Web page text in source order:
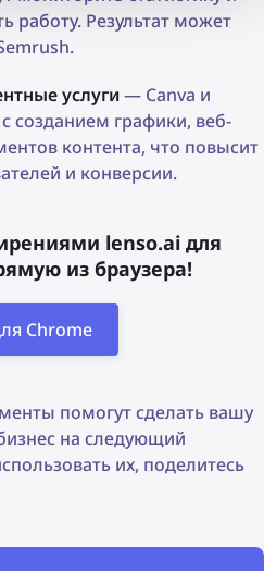
работу. Результат может
услуги— Canva и
созданием графики, веб-
контента, что повысит
и конверсии.
lenso.ai для
из браузера!
Chrome
помогут сделать вашу
на следующий
их, поделитесь